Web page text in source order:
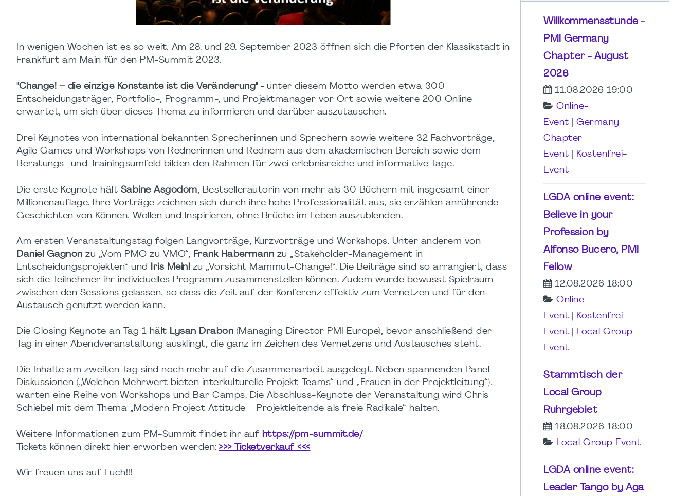
In wenigen Wochen ist es so weit. Am 28. und 29. September 2023 öffnen sich die Pforten der Klassikstadt in
Frankfurt am Main für den PM-Summit 2023.
"Change! – die einzige Konstante ist die Veränderung"- unter diesem Motto werden etwa 300
Entscheidungsträger, Portfolio-, Programm-, und Projektmanager vor Ort sowie weitere 200 Online
erwartet, um sich über dieses Thema zu informieren und darüber auszutauschen.
Drei Keynotes von international bekannten Sprecherinnen und Sprechern sowie weitere 32 Fachvorträge,
Agile Games und Workshops von Rednerinnen und Rednern aus dem akademischen Bereich sowie dem
Beratungs- und Trainingsumfeld bilden den Rahmen für zwei erlebnisreiche und informative Tage.
Die erste Keynote hält Sabine Asgodom, Bestsellerautorin von mehr als 30 Büchern mit insgesamt einer
Millionenauflage. Ihre Vorträge zeichnen sich durch ihre hohe Professionalität aus, sie erzählen anrührende
Geschichten von Können, Wollen und Inspirieren, ohne Brüche im Leben auszublenden.
Am ersten Veranstaltungstag folgen Langvorträge, Kurzvorträge und Workshops. Unter anderem von
Daniel Gagnon zu „Vom PMO zu VMO“, Frank Habermann zu „Stakeholder-Management in
Entscheidungsprojekten“ und
Iris Meinl zu „Vorsicht Mammut-Change!“. Die Beiträge sind so arrangiert, dass
sich die Teilnehmer ihr individuelles Programm zusammenstellen können. Zudem wurde bewusst Spielraum
zwischen den Sessions gelassen, so dass die Zeit auf der Konferenz effektiv zum Vernetzen und für den
Austausch genutzt werden kann.
Die Closing Keynote an Tag 1 hält Lysan Drabon (Managing Director PMI Europe), bevor anschließend der
Tag in einer Abendveranstaltung ausklingt, die ganz im Zeichen des Vernetzens und Austausches steht.
Die Inhalte am zweiten Tag sind noch mehr auf die Zusammenarbeit ausgelegt. Neben spannenden Panel-
Diskussionen („Welchen Mehrwert bieten interkulturelle Projekt-Teams“ und „Frauen in der Projektleitung“),
warten eine Reihe von Workshops und Bar Camps. Die Abschluss-Keynote der Veranstaltung wird Chris
Schiebel mit dem Thema „Modern Project Attitude – Projektleitende als freie Radikale“ halten.
Weitere Informationen zum PM-Summit findet ihr auf https://pm-summit.de/
Tickets können direkt hier erworben werden: >>> Ticketverkauf <<<
Wir freuen uns auf Euch!!!
Willkommensstunde -
PMI Germany
Chapter - August
2026
11.08.2026 19:00
Online-
Event
Germany
Chapter
Event
Kostenfrei-
Event
LGDA online event:
Believe in your
Profession by
Alfonso Bucero, PMI
Fellow
12.08.2026 18:00
Online-
Event
Kostenfrei-
Event
Local Group
Event
Stammtisch der
Local Group
Ruhrgebiet
18.08.2026 18:00
Local Group Event
LGDA online event:
Leader Tango by Aga